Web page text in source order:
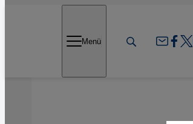
Menü